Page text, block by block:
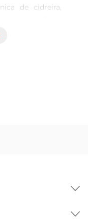
de cidreira,
das ervas e
de chás. As